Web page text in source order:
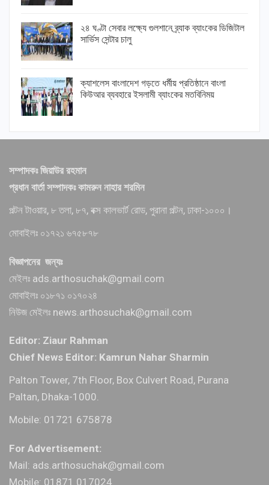
২৪ ঘণ্টা সেবার লক্ষ্যে গুলশানে ব্র্যাক ব্যাংকের ডিজিটাল
সার্ভিস সেন্টার চালু
ক্যাশলেস বাংলাদেশ গড়তে ধর্মীয় প্রতিষ্ঠানে বাংলা
কিউআর ব্যবহারে ইসলামী ব্যাংকের মতবিনিময়
সম্পাদকঃ জিয়াউর রহমান
প্রধান বার্তা সম্পাদকঃ কামরুন নাহার শরমিন
পল্টন টাওয়ার, ৮ তলা, ৮৭, বক্স কালভার্ট রোড, পুরানা পল্টন, ঢাকা-১০০০।
মোবাইলঃ ০১৭২১ ৬৭৫৮৭৮
বিজ্ঞাপনের জন্যঃ
মেইলঃ ads.arthosuchak@gmail.com
মোবাইলঃ ০১৮৭১ ০১৭০২৪
নিউজ মেইলঃ news.arthosuchak@gmail.com
Editor: Ziaur Rahman
Chief News Editor: Kamrun Nahar Sharmin
Palton Tower, 7th Floor, Box Culvert Road, Purana
Paltan, Dhaka-1000.
Mobile: 01721 675878
For Advertisement:
Mail: ads.arthosuchak@gmail.com
Mobile: 01871 017024